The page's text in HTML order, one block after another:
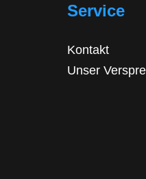
Service
Kontakt
Unser